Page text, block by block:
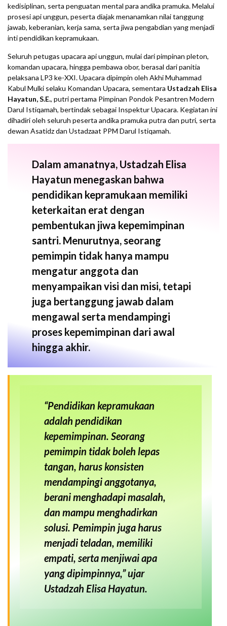
kedisiplinan, serta penguatan mental para andika pramuka. Melalui
prosesi api unggun, peserta diajak menanamkan nilai tanggung
jawab, keberanian, kerja sama, serta jiwa pengabdian yang menjadi
inti pendidikan kepramukaan.
Seluruh petugas upacara api unggun, mulai dari pimpinan pleton,
komandan upacara, hingga pembawa obor, berasal dari panitia
pelaksana LP3 ke-XXI. Upacara dipimpin oleh Akhi Muhammad
Kabul Mulki selaku Komandan Upacara, sementara Ustadzah Elisa
Hayatun, S.E., putri pertama Pimpinan Pondok Pesantren Modern
Darul Istiqamah, bertindak sebagai Inspektur Upacara. Kegiatan ini
dihadiri oleh seluruh peserta andika pramuka putra dan putri, serta
dewan Asatidz dan Ustadzaat PPM Darul Istiqamah.
Dalam amanatnya, Ustadzah Elisa
Hayatun menegaskan bahwa
pendidikan kepramukaan memiliki
keterkaitan erat dengan
pembentukan jiwa kepemimpinan
santri. Menurutnya, seorang
pemimpin tidak hanya mampu
mengatur anggota dan
menyampaikan visi dan misi, tetapi
juga bertanggung jawab dalam
mengawal serta mendampingi
proses kepemimpinan dari awal
hingga akhir.
“Pendidikan kepramukaan
adalah pendidikan
kepemimpinan. Seorang
pemimpin tidak boleh lepas
tangan, harus konsisten
mendampingi anggotanya,
berani menghadapi masalah,
dan mampu menghadirkan
solusi. Pemimpin juga harus
menjadi teladan, memiliki
empati, serta menjiwai apa
yang dipimpinnya,” ujar
Ustadzah Elisa Hayatun.